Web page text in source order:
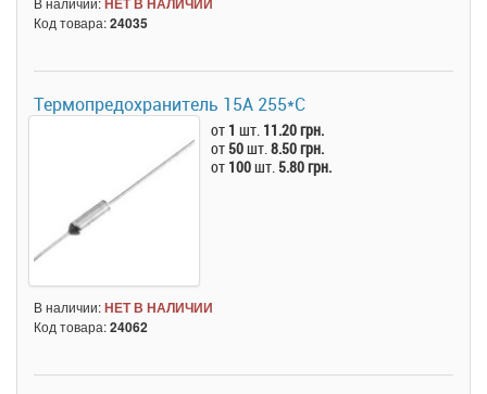
Код товара:24035
Термопредохранитель 15А 255*C
от 1 шт. 11.20 грн.
от 50шт.8.50 грн.
от 100шт. 5.80 грн.
В наличии:НЕТ В НАЛИЧИИ
Код товара:24062